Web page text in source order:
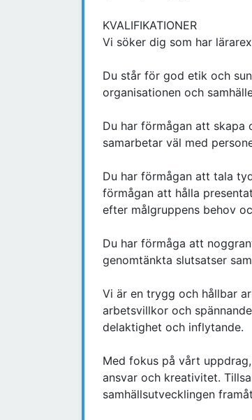
KVALIFIKATIONER
Vi söker dig som har
Du står för god etik och
organisationen och
Du har förmågan att skapa
samarbetar väl med
Du har förmågan att tala
förmågan att hålla
efter målgruppens behov
Du har förmåga att
genomtänkta slutsatser
Vi är en trygg och hållbar
arbetsvillkor och
delaktighet och inflytande.
Med fokus på vårt
ansvar och kreativitet.
samhällsutvecklingen